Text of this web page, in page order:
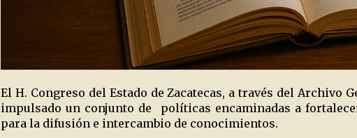
El H. Congreso del Estado de Zacatecas, a través del Archivo
impulsado un conjunto de
políticas encaminadas a
para la difusión e intercambio de conocimientos.